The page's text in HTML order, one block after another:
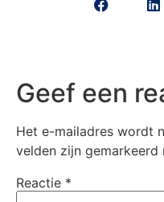
Geef een
Het e-mailadres wordt
velden zijn gemarkeerd
Reactie *